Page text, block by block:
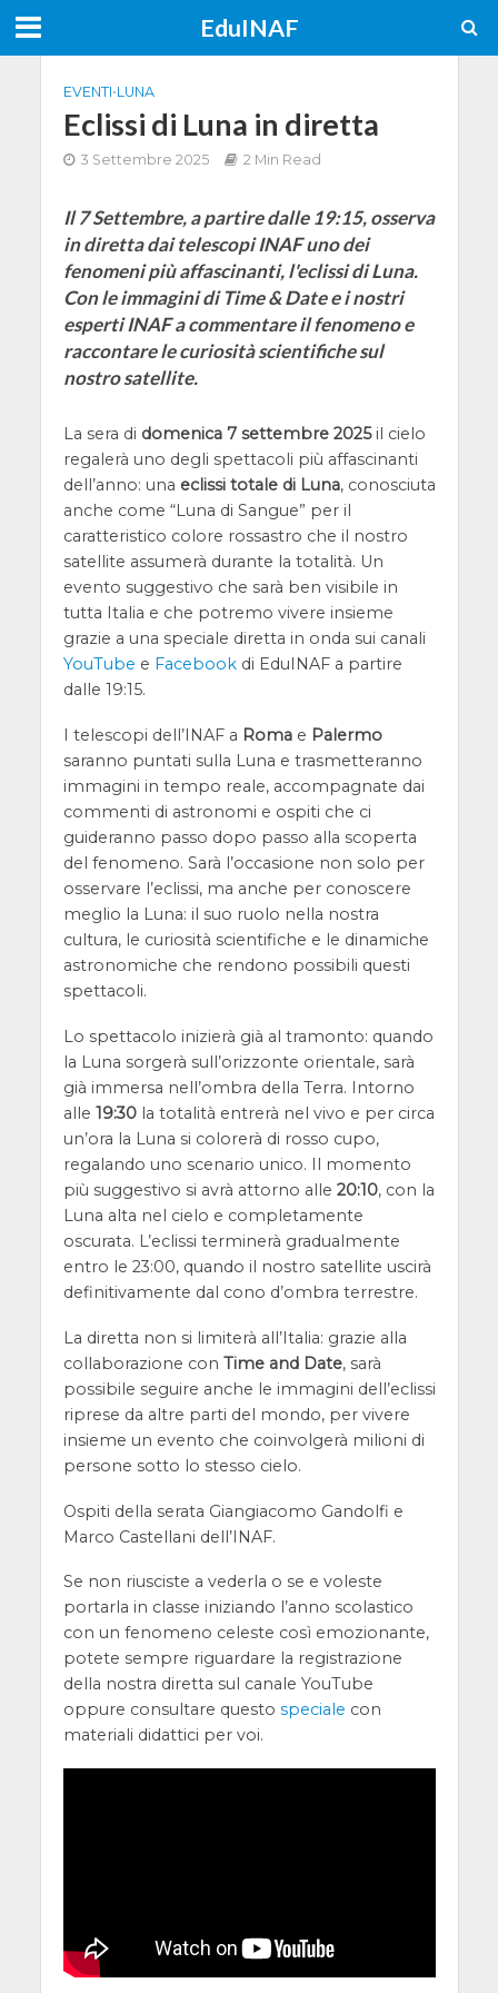
EduINAF
EVENTI•LUNA
Eclissi di Luna in diretta
3 Settembre 2025 2 Min Read
Il 7 Settembre, a partire dalle 19:15, osserva
in diretta dai telescopi INAF uno dei
fenomeni più affascinanti, l'eclissi di Luna.
Con le immagini di Time & Date e i nostri
esperti INAF a commentare il fenomeno e
raccontare le curiosità scientifiche sul
nostro satellite.
La sera di domenica 7 settembre 2025il cielo
regalerà uno degli spettacoli più affascinanti
dell’anno: una eclissi totale di Luna, conosciuta
anche come “Luna di Sangue” per il
caratteristico colore rossastro che il nostro
satellite assumerà durante la totalità. Un
evento suggestivo che sarà ben visibile in
tutta Italia e che potremo vivere insieme
grazie a una speciale diretta in onda sui canali
YouTube e Facebookdi EduINAF a partire
dalle 19:15.
I telescopi dell’INAF a Romae Palermo
saranno puntati sulla Luna e trasmetteranno
immagini in tempo reale, accompagnate dai
commenti di astronomi e ospiti che ci
guideranno passo dopo passo alla scoperta
del fenomeno. Sarà l’occasione non solo per
osservare l’eclissi, ma anche per conoscere
meglio la Luna: il suo ruolo nella nostra
cultura, le curiosità scientifiche e le dinamiche
astronomiche che rendono possibili questi
spettacoli.
Lo spettacolo inizierà già al tramonto: quando
la Luna sorgerà sull’orizzonte orientale, sarà
già immersa nell’ombra della Terra. Intorno
alle 19:30la totalità entrerà nel vivo e per circa
un’ora la Luna si colorerà di rosso cupo,
regalando uno scenario unico. Il momento
più suggestivo si avrà attorno alle 20:10, con la
Luna alta nel cielo e completamente
oscurata. L’eclissi terminerà gradualmente
entro le 23:00, quando il nostro satellite uscirà
definitivamente dal cono d’ombra terrestre.
La diretta non si limiterà all’Italia: grazie alla
collaborazione con Time and Date, sarà
possibile seguire anche le immagini dell’eclissi
riprese da altre parti del mondo, per vivere
insieme un evento che coinvolgerà milioni di
persone sotto lo stesso cielo.
Ospiti della serata Giangiacomo Gandolfi e
Marco Castellani dell’INAF.
Se non riusciste a vederla o se e voleste
portarla in classe iniziando l’anno scolastico
con un fenomeno celeste così emozionante,
potete sempre riguardare la registrazione
della nostra diretta sul canale YouTube
oppure consultare questo speciale con
materiali didattici per voi.